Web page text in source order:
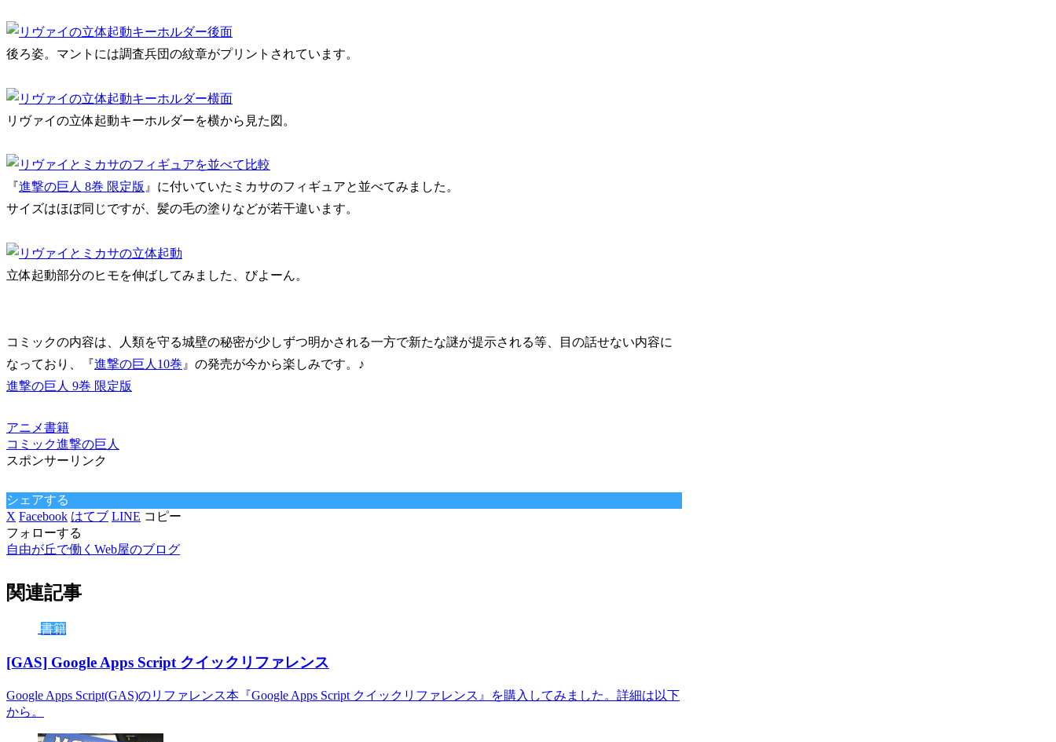
後ろ姿。マントには調査兵団の紋章がプリントされています。
リヴァイの立体起動キーホルダーを横から見た図。
『 進撃の巨人 8巻 限定版 』に付いていたミカサのフィギュアと並べてみました。
サイズはほぼ同じですが、髪の毛の塗りなどが若干違います。
立体起動部分のヒモを伸ばしてみました、びよーん。
コミックの内容は、人類を守る城壁の秘密が少しずつ明かされる一方で新たな謎が提示される等、目の話せない内容に
なっており、『進撃の巨人10巻 』の発売が今から楽しみです。♪
進撃の巨人 9巻 限定版
アニメ書籍
コミック進撃の巨人
スポンサーリンク
シェアする
X Facebook はてブ LINE コピー
フォローする
自由が丘で働くWeb屋のブログ
関連記事
書籍
[GAS] Google Apps Script クイックリファレンス
Google Apps Script(GAS)のリファレンス本『Google Apps Script クイックリファレンス』を購入してみました。詳細は以下
から。